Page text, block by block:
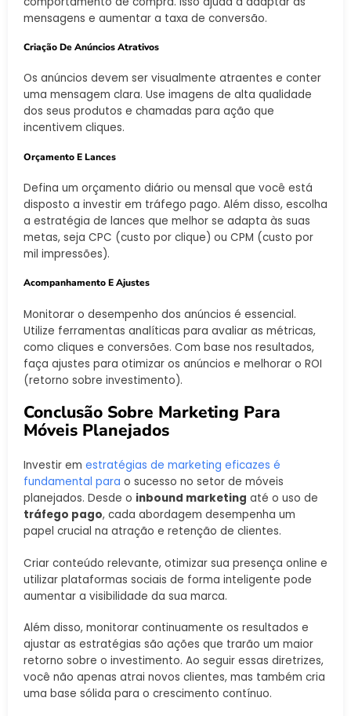
mensagens e aumentar a taxa de conversão.
Criação De Anúncios Atrativos
Os anúncios devem ser visualmente atraentes e conter
uma mensagem clara. Use imagens de alta qualidade
dos seus produtos e chamadas para ação que
incentivem cliques.
Orçamento E Lances
Defina um orçamento diário ou mensal que você está
disposto a investir em tráfego pago. Além disso, escolha
a estratégia de lances que melhor se adapta às suas
metas, seja CPC (custo por clique) ou CPM (custo por
mil impressões).
Acompanhamento E Ajustes
Monitorar o desempenho dos anúncios é essencial.
Utilize ferramentas analíticas para avaliar as métricas,
como cliques e conversões. Com base nos resultados,
faça ajustes para otimizar os anúncios e melhorar o ROI
(retorno sobre investimento).
Conclusão Sobre Marketing Para
Móveis Planejados
Investir em estratégias de marketing eficazes é
fundamental para o sucesso no setor de móveis
planejados. Desde o inbound marketing até o uso de
tráfego pago, cada abordagem desempenha um
papel crucial na atração e retenção de clientes.
Criar conteúdo relevante, otimizar sua presença online e
utilizar plataformas sociais de forma inteligente pode
aumentar a visibilidade da sua marca.
Além disso, monitorar continuamente os resultados e
ajustar as estratégias são ações que trarão um maior
retorno sobre o investimento. Ao seguir essas diretrizes,
você não apenas atrai novos clientes, mas também cria
uma base sólida para o crescimento contínuo.